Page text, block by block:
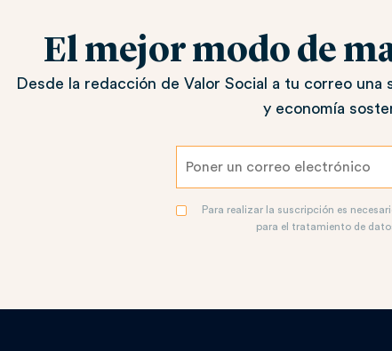
El mejor modo de
Desde la redacción de Valor Social a tu correo
y economía
Para realizar la suscripción es
para el tratamiento de